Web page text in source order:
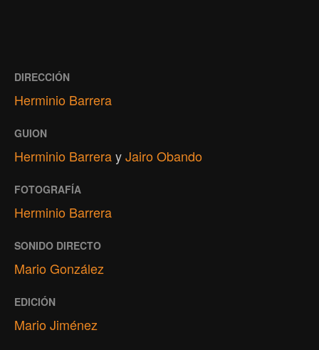
DIRECCIÓN
Herminio Barrera
GUION
Herminio BarrerayJairo Obando
FOTOGRAFÍA
Herminio Barrera
SONIDO DIRECTO
Mario González
EDICIÓN
Mario Jiménez